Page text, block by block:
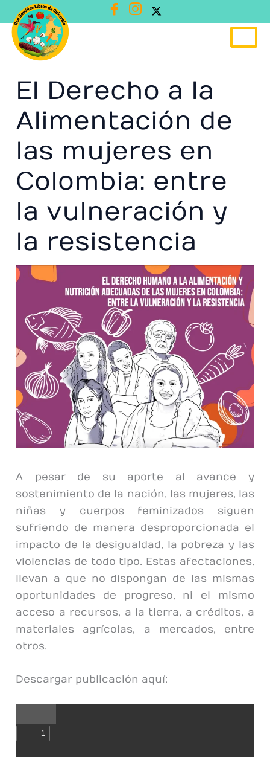
al
contenido
El Derecho a la
Alimentación de
las mujeres en
Colombia: entre
la vulneración y
la resistencia
A pesar de su aporte al avance y
sostenimiento de la nación, las mujeres, las
niñas y cuerpos feminizados siguen
sufriendo de manera desproporcionada el
impacto de la desigualdad, la pobreza y las
violencias de todo tipo. Estas afectaciones,
llevan a que no dispongan de las mismas
oportunidades de progreso, ni el mismo
acceso a recursos, a la tierra, a créditos, a
materiales agrícolas, a mercados, entre
otros.
Descargar publicación aquí: